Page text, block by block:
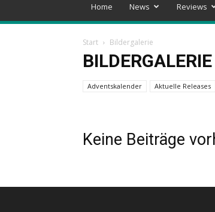
Home News Reviews
Start Bildergalerie
BILDERGALERIE
Adventskalender Aktuelle Releases
Keine Beiträge